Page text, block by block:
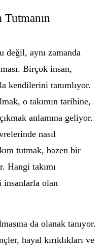
değil, aynı zamanda
Birçok insan,
kendilerini tanımlıyor.
o takımın tarihine,
anlamına geliyor.
nasıl
tutmak, bazen bir
Hangi takımı
insanlarla olan
da olanak tanıyor.
hayal kırıklıkları ve